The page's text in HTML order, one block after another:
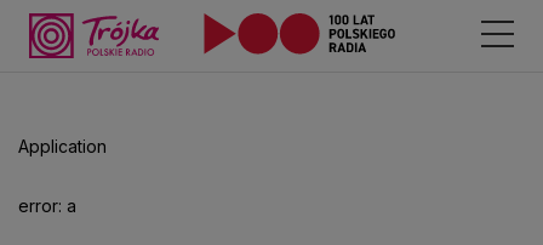
Application
error: a
aby
odtwarzać.